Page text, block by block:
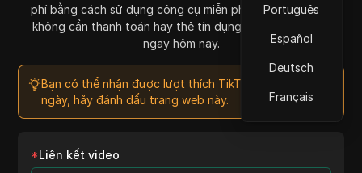
Português
Español
Deutsch
Français
phí bằng cách sử dụng công cụ miễn phí của chúng tôi -
không cần thanh toán hay thẻ tín dụng! Nhận lượt thích
ngay hôm nay.
Bạn có thể nhận được lượt thích TikTok miễn phí mỗi
ngày, hãy đánh dấu trang web này.
*Liên kết video